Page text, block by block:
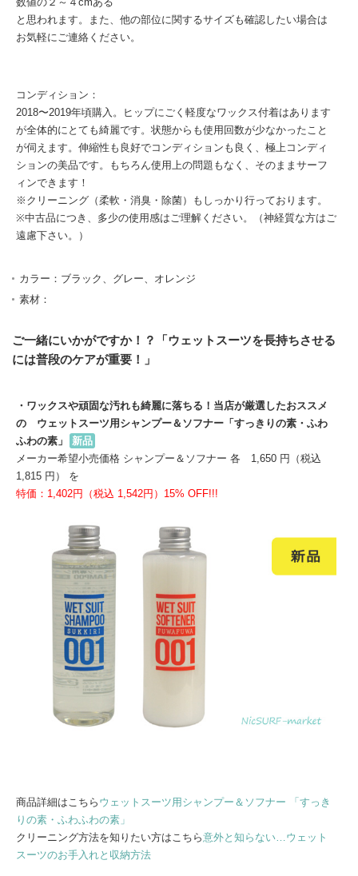
と思われます。また、他の部位に関するサイズも確認したい場合は
お気軽にご連絡ください。
コンディション：
2018〜2019年頃購入。ヒップにごく軽度なワックス付着はあります
が全体的にとても綺麗です。状態からも使用回数が少なかったこと
が伺えます。伸縮性も良好でコンディションも良く、極上コンディ
ションの美品です。もちろん使用上の問題もなく、そのままサーフ
ィンできます！
※クリーニング（柔軟・消臭・除菌）もしっかり行っております。
※中古品につき、多少の使用感はご理解ください。（神経質な方はご
遠慮下さい。）
カラー：ブラック、グレー、オレンジ
素材：
ご一緒にいかがですか！？「ウェットスーツを長持ちさせる
には普段のケアが重要！」
・ワックスや頑固な汚れも綺麗に落ちる！当店が厳選したおススメ
の ウェットスーツ用シャンプー＆ソフナー「すっきりの素・ふわ
ふわの素」
新品
メーカー希望小売価格 シャンプー＆ソフナー 各 1,650 円（税込
1,815 円） を
特価：1,402円（税込 1,542円）15% OFF!!!
商品詳細はこちら ウェットスーツ用シャンプー＆ソフナー 「すっき
りの素・ふわふわの素」
クリーニング方法を知りたい方はこちら意外と知らない…ウェット
スーツのお手入れと収納方法